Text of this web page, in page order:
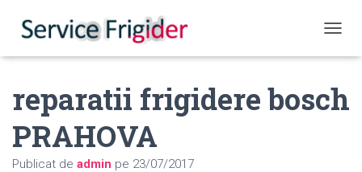
reparatii frigidere bosch
PRAHOVA
Publicat de admin pe 23/07/2017